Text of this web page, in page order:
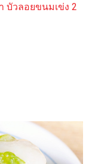
บัวลอยขนมเข่ง 2